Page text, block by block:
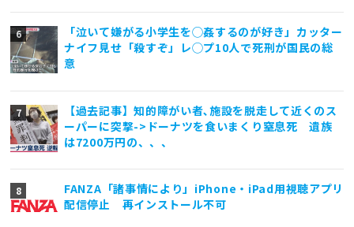
「泣いて嫌がる小学生を◯姦するのが好き」カッター
ナイフ見せ「殺すぞ」レ◯プ10人で死刑が国民の総
意
【過去記事】知的障がい者､施設を脱走して近くのス
ーパーに突撃->ドーナツを食いまくり窒息死 遺族
は7200万円の、、、
FANZA「諸事情により」iPhone・iPad用視聴アプリ
配信停止 再インストール不可